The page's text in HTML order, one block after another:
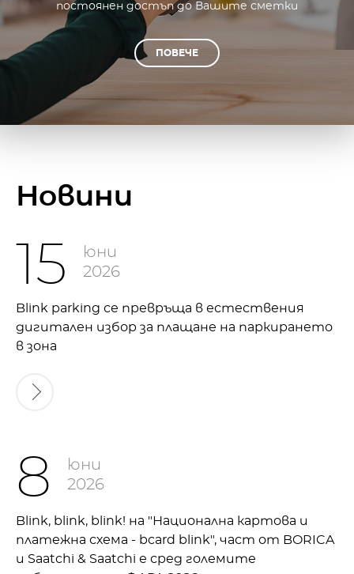
постоянен достъп до Вашите сметки
ПОВЕЧЕ
Новини
15
юни
2026
Blink parking се превръща в естествения
дигитален избор за плащане на паркирането
в зона
8
юни
2026
Blink, blink, blink! на "Национална картова и
платежна схема - bcard blink", част от BORICA
и Saatchi & Saatchi е сред големите